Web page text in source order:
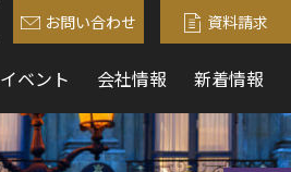
お問い合わせ 資料請求
イベント 会社情報 新着情報